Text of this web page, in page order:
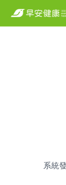
系統